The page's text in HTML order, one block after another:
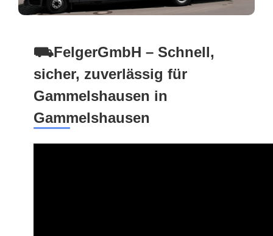
⛟FelgerGmbH – Schnell,
sicher, zuverlässig für
Gammelshausen in
Gammelshausen